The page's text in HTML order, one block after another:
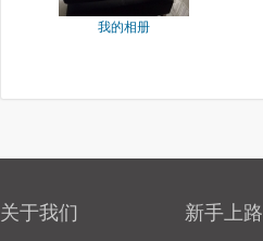
我的相册
关于我们 新手上路